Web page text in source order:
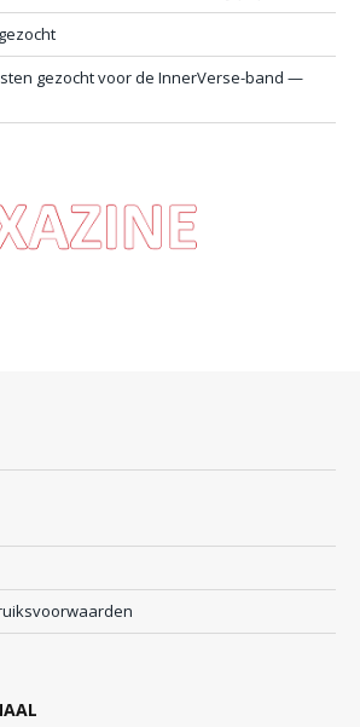
gezocht voor de InnerVerse-band —